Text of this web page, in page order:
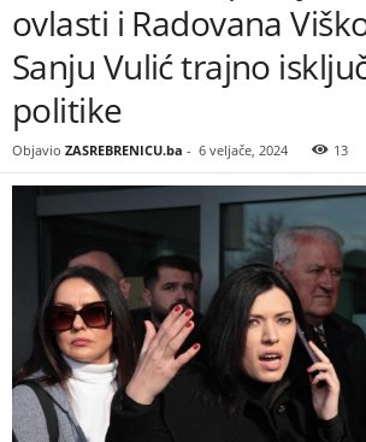
ovlasti i Radovana
Sanju Vulić trajno
politike
Objavio ZASREBRENICU.ba - 6 veljače, 2024 13